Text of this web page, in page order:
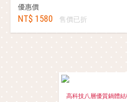
優惠價
NT$ 1580 售價已折
高科技八層優質鍋體